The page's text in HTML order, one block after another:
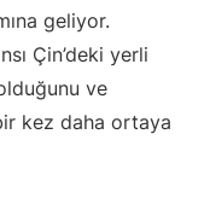
geliyor.
Çin’deki yerli
ve
kez daha ortaya